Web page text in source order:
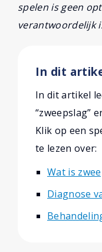
spelen is geen
verantwoordelijk
In dit
In dit artikel
“zweepslag”
Klik op een
te lezen over:
Wat is
Diagnose